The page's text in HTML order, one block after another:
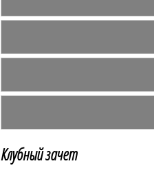
Клубный зачет